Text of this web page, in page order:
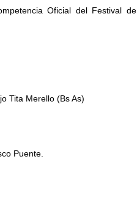
Oficial del Festival de
Tita Merello (Bs As)
Puente.